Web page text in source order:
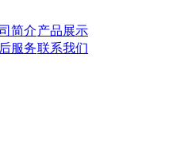
简介产品展示
服务联系我们